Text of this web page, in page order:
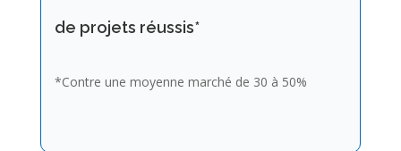
de projets réussis*
*Contre une moyenne marché de 30 à 50%